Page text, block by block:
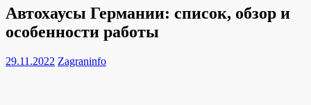
Автохаусы Германии: список, обзор и
особенности работы
29.11.2022 Zagraninfo